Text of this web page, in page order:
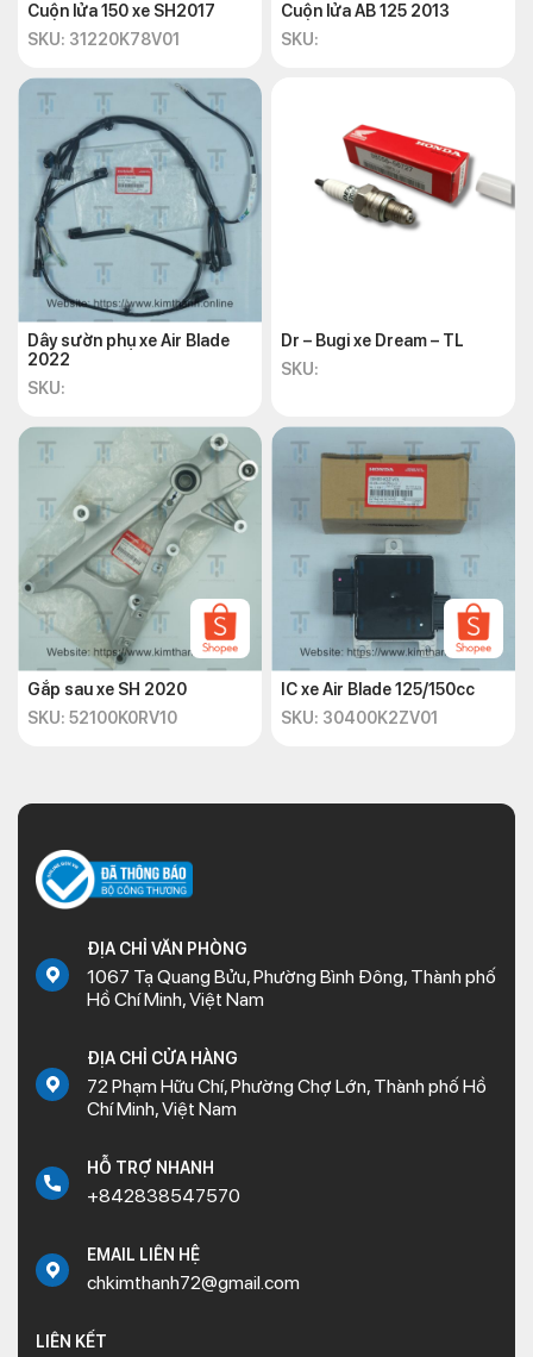
Cuộn lửa 150 xe SH2017
SKU: 31220K78V01
Cuộn lửa AB 125 2013
SKU:
Dây sườn phụ xe Air Blade
2022
SKU:
Dr – Bugi xe Dream – TL
SKU:
Gắp sau xe SH 2020
SKU: 52100K0RV10
IC xe Air Blade 125/150cc
SKU: 30400K2ZV01
ĐỊA CHỈ VĂN PHÒNG
1067 Tạ Quang Bửu, Phường Bình Đông, Thành phố
Hồ Chí Minh, Việt Nam
ĐỊA CHỈ CỬA HÀNG
72 Phạm Hữu Chí, Phường Chợ Lớn, Thành phố Hồ
Chí Minh, Việt Nam
HỖ TRỢ NHANH
+842838547570
EMAIL LIÊN HỆ
chkimthanh72@gmail.com
LIÊN KẾT